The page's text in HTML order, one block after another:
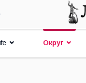
Округ